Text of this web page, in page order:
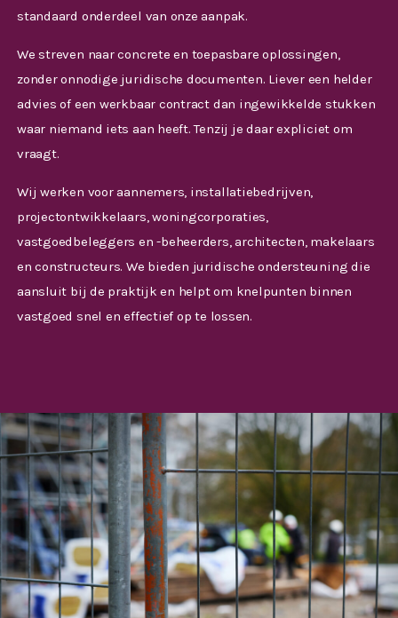
standaard onderdeel van onze aanpak.
We streven naar concrete en toepasbare oplossingen,
zonder onnodige juridische documenten. Liever een helder
advies of een werkbaar contract dan ingewikkelde stukken
waar niemand iets aan heeft. Tenzij je daar expliciet om
vraagt.
Wij werken voor aannemers, installatiebedrijven,
projectontwikkelaars, woningcorporaties,
vastgoedbeleggers en -beheerders, architecten, makelaars
en constructeurs. We bieden juridische ondersteuning die
aansluit bij de praktijk en helpt om knelpunten binnen
vastgoed snel en effectief op te lossen.